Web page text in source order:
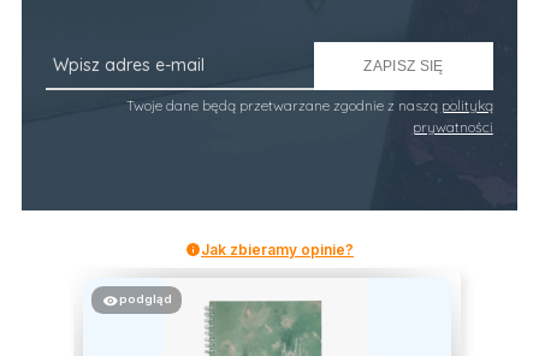
ZAPISZ SIĘ
Twoje dane będą przetwarzane zgodnie z naszą polityką
prywatności
Jak zbieramy opinie?
podgląd